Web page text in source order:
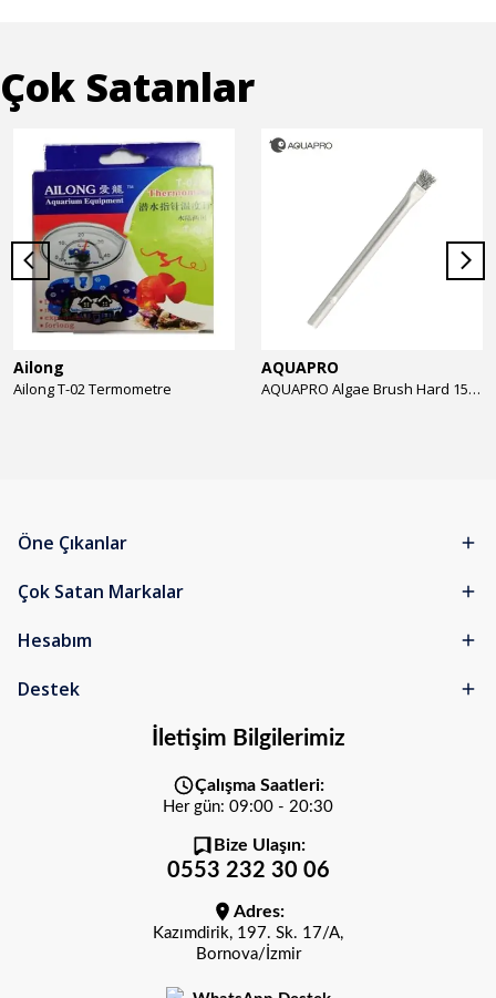
Çok Satanlar
Ailong
Ailong T-02 Termometre
AQUAPRO
AQUAPRO Algae Brush Hard 15cm Yosun Temizlik Fırçası
Öne Çıkanlar
Çok Satan Markalar
Hesabım
Destek
İletişim Bilgilerimiz
Çalışma Saatleri:
Her gün: 09:00 - 20:30
Bize Ulaşın:
0553 232 30 06
Adres:
Kazımdirik, 197. Sk. 17/A,
Bornova/İzmir